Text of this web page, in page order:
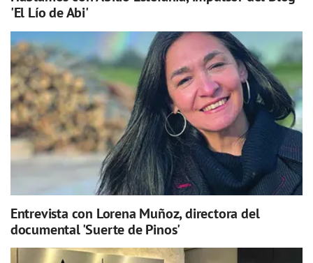
'El Lío de Abi'
Entrevista con Lorena Muñoz, directora del
documental 'Suerte de Pinos'